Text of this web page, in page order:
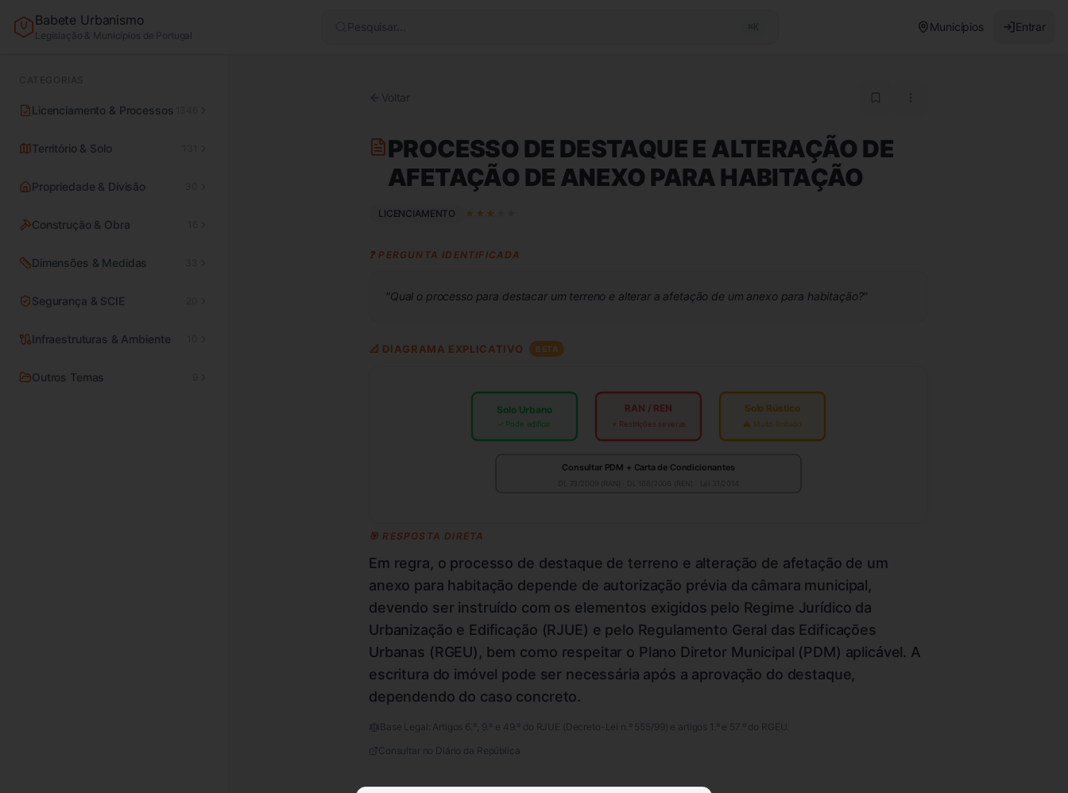
Babete Urbanismo
Legislação & Municípios de Portugal
Pesquisar... ⌘K Municípios Entrar
Licenciamento & Processos
Território & Solo
Propriedade & Divisão
Construção & Obra
Dimensões & Medidas
Segurança & SCIE
Infraestruturas & Ambiente
Outros Temas
Voltar
PROCESSO DE DESTAQUE E ALTERAÇÃO DE
AFETAÇÃO DE ANEXO PARA HABITAÇÃO
LICENCIAMENTO ★ ★ ★
❓ PERGUNTA IDENTIFICADA
"Qual o processo para destacar um terreno e alterar a afetação de um anexo para habitação?"
📐 DIAGRAMA EXPLICATIVO BETA
Solo Urbano
✓ Pode edificar
RAN / REN
✗ Restrições severas
Solo Rústico
⚠ Muito limitado
Consultar PDM + Carta de Condicionantes
🎯 RESPOSTA DIRETA
Em regra, o processo de destaque de terreno e alteração de afetação de um
anexo para habitação depende de autorização prévia da câmara municipal,
devendo ser instruído com os elementos exigidos pelo Regime Jurídico da
Urbanização e Edificação (RJUE) e pelo Regulamento Geral das Edificações
Urbanas (RGEU), bem como respeitar o Plano Diretor Municipal (PDM) aplicável. A
escritura do imóvel pode ser necessária após a aprovação do destaque,
dependendo do caso concreto.
Base Legal: Artigos 6.º, 9.º e 49.º do RJUE (Decreto-Lei n.º 555/99) e artigos 1.º e 57.º do RGEU.
Consultar no Diário da República